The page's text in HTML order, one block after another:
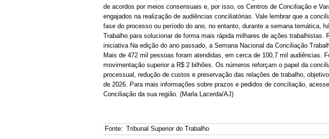
de acordos por meios consensuais e, por isso, os Centros de Conciliação e
engajados na realização de audiências conciliatórias. Vale lembrar que a
fase do processo ou período do ano, no entanto, durante a semana temática,
Trabalho para solucionar de forma mais rápida milhares de ações trabalhistas.
iniciativa Na edição do ano passado, a Semana Nacional da Conciliação
Mais de 472 mil pessoas foram atendidas, em cerca de 100,7 mil audiências.
movimentação superior a R$ 2 bilhões. Os números reforçam o papel da
processual, redução de custos e preservação das relações de trabalho,
de 2026. Para mais informações sobre prazos e pedidos de conciliação,
Conciliação da sua região. (Marla Lacerda/AJ)
Fonte: Tribunal Superior do Trabalho